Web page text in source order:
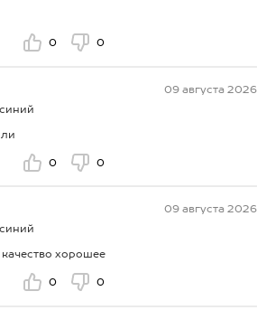
0 0
09 августа 2026
0 0
09 августа 2026
качество хорошее
0 0